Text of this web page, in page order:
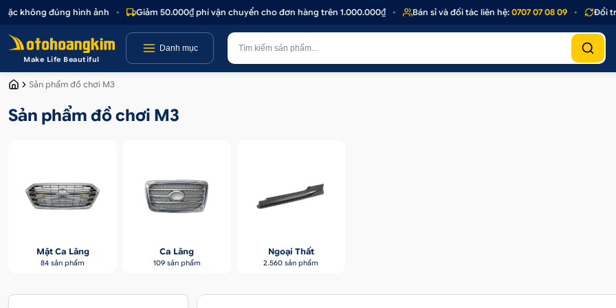
không đúng hình ảnh • Giảm 50.000₫ phí vận chuyển cho đơn hàng trên 1.000.000₫ • Bán sỉ và đối tác liên hệ:0707 07 08 09 • Đổi trả
Make Life Beautiful
Danh mục
Sản phẩm đồ chơi M3
Sản phẩm đồ chơi M3
Mặt Ca Lăng
84 sản phẩm
Ca Lăng
109 sản phẩm
Ngoại Thất
2.560 sản phẩm